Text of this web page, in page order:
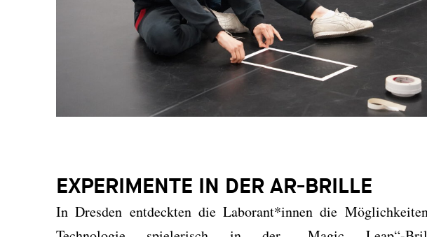
EXPERIMENTE IN DER AR-BRILLE
In Dresden entdeckten die Laborant*innen die